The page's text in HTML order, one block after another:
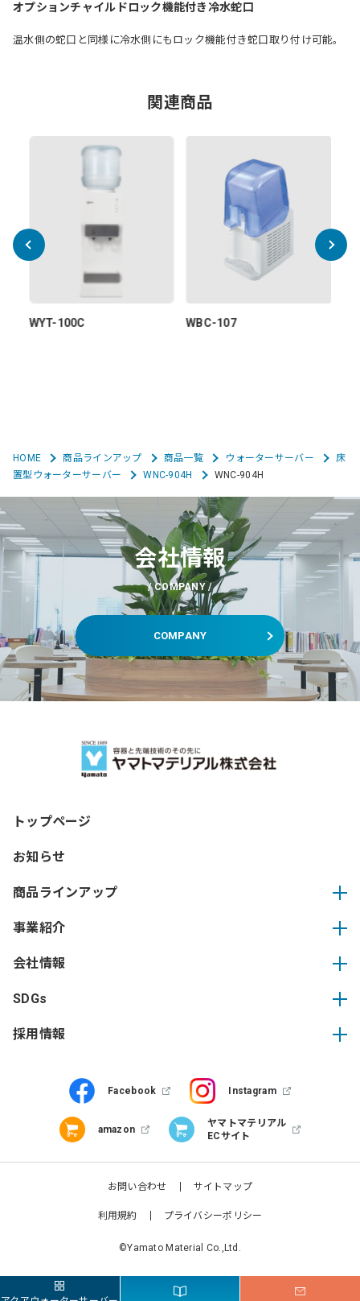
オプションチャイルドロック機能付き冷水蛇口
温水側の蛇口と同様に冷水側にもロック機能付き蛇口取り付け可能。
関連商品
WYT-100C WBC-107
HOME 商品ラインアップ 商品一覧 ウォーターサーバー
床
置型ウォーターサーバー
WNC-904H WNC-904H
会社情報
COMPANY
COMPANY
トップページ
お知らせ
商品ラインアップ
事業紹介
会社情報
SDGs
採用情報
Facebook Instagram
amazon
ヤマトマテリアル
ECサイト
お問い合わせ サイトマップ
利用規約 プライバシーポリシー
©Yamato Material Co.,Ltd.